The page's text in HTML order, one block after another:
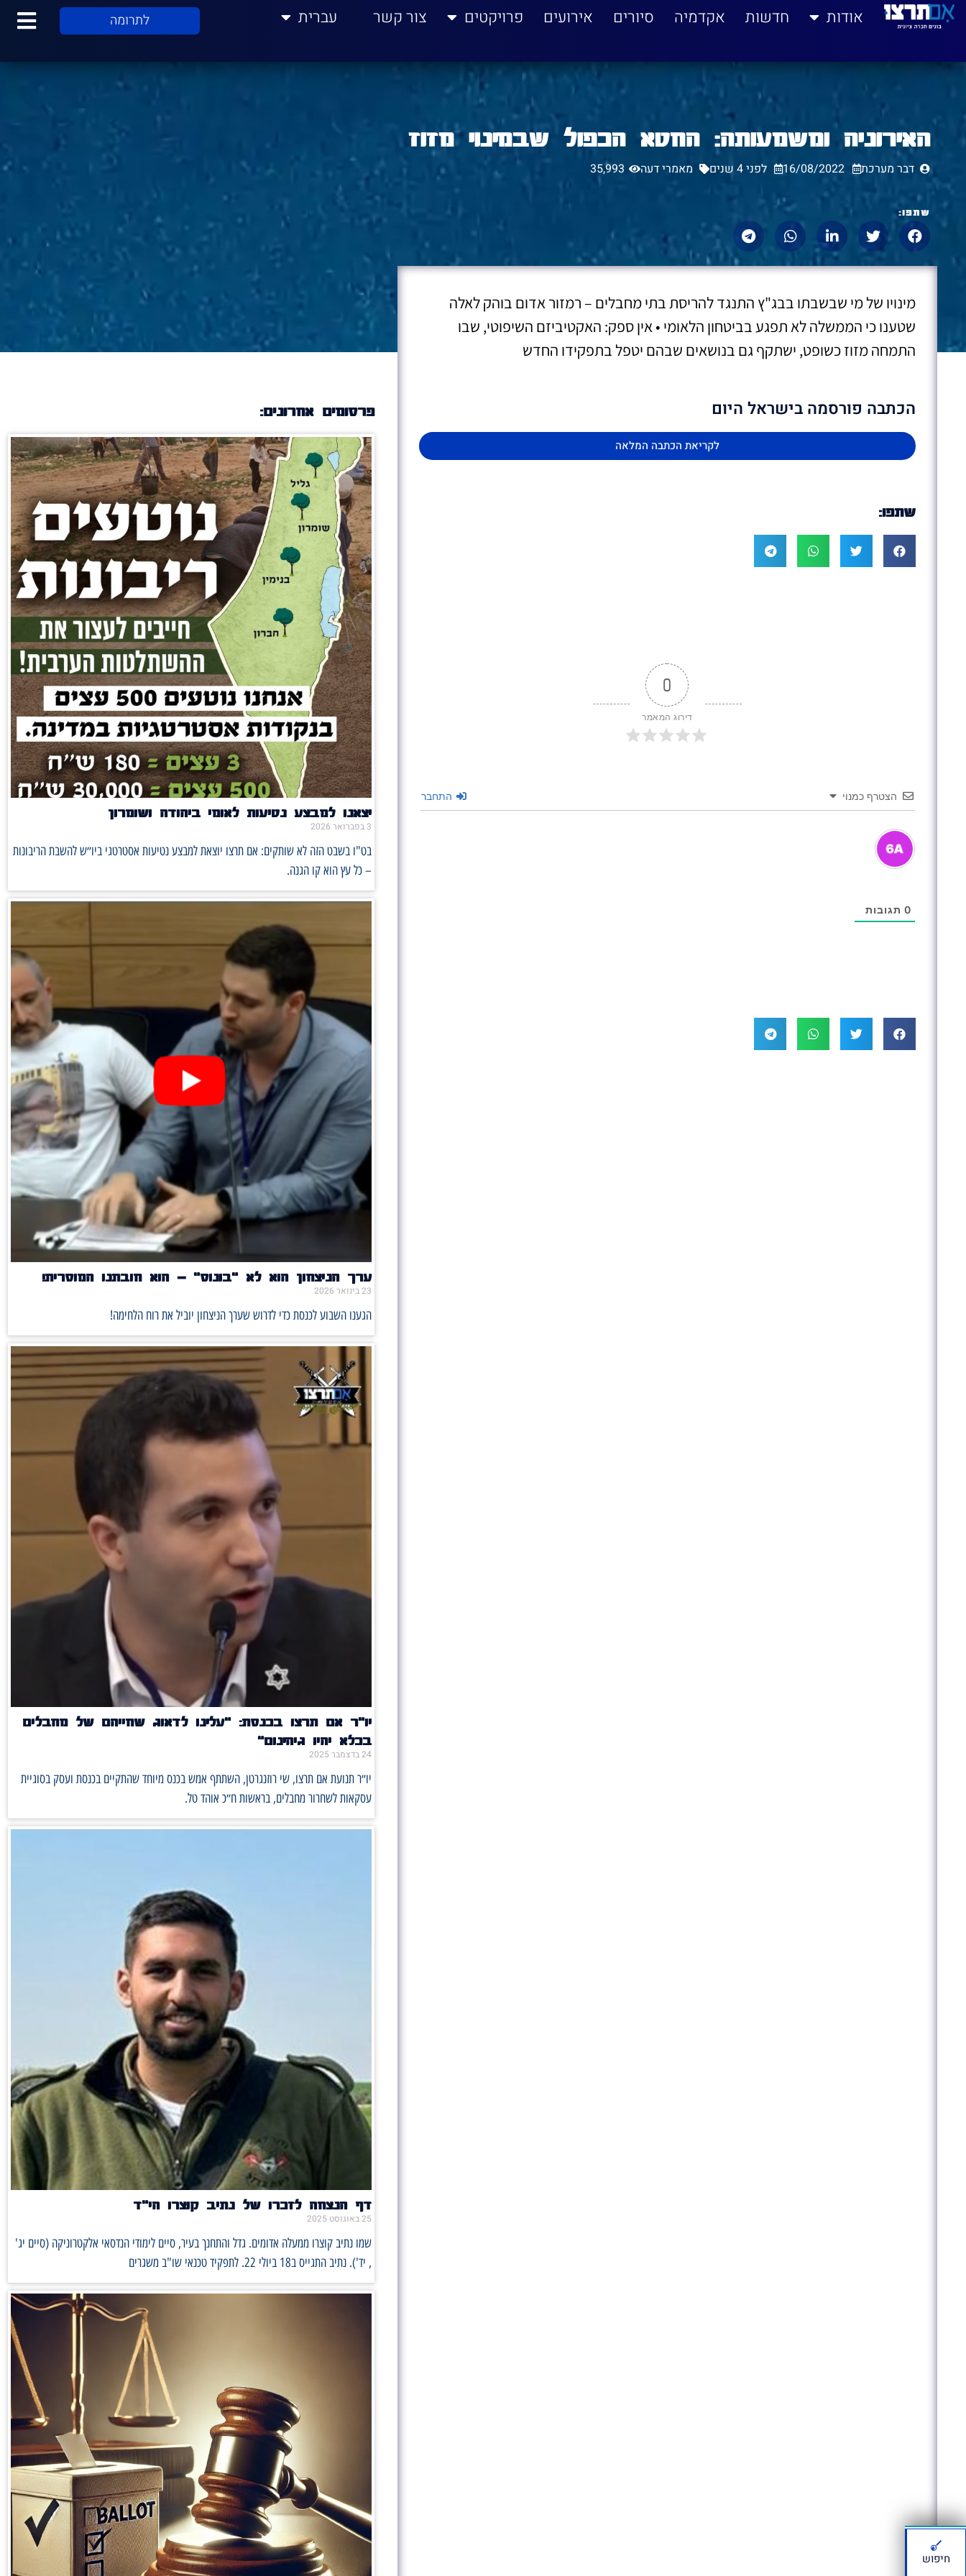
לתוכן אודות חדשות אקדמיה סיורים אירועים פרויקטים צור קשר עברית לתרומה
האירוניה ומשמעותה: החטא הכפול שבמינוי מזוז
דבר מערכת 16/08/2022 לפני 4 שנים מאמרי דעה 35,993
שתפו:
מינויו של מי שבשבתו בבג"ץ התנגד להריסת בתי מחבלים – רמזור אדום בוהק לאלה
שטענו כי הממשלה לא תפגע בביטחון הלאומי • אין ספק: האקטיביזם השיפוטי, שבו
התמחה מזוז כשופט, ישתקף גם בנושאים שבהם יטפל בתפקידו החדש
הכתבה פורסמה בישראל היום
לקריאת הכתבה המלאה
שתפו:
0
דירוג המאמר
הצטרף כמנוי התחבר
0 תגובות
פרסומים אחרונים:
יצאנו למבצע נטיעות לאומי ביהודה ושומרון
3 בפברואר 2026
בט"ו בשבט הזה לא שותקים: אם תרצו יוצאת למבצע נטיעות אסטרטגי ביו״ש להשבת הריבונות
– כל עץ הוא קו הגנה.
ערך הניצחון הוא לא "בונוס" – הוא חובתנו המוסרית!
23 בינואר 2026
הגענו השבוע לכנסת כדי לדרוש שערך הניצחון יוביל את רוח הלחימה!
יו״ר אם תרצו בכנסת: ״עלינו לדאוג שחייהם של מחבלים
בכלא יהיו גיהינום״
24 בדצמבר 2025
יו״ר תנועת אם תרצו, שי רוזנגרטן, השתתף אמש בכנס מיוחד שהתקיים בכנסת ועסק בסוגיית
עסקאות לשחרור מחבלים, בראשות ח״כ אוהד טל.
דף הנצחה לזכרו של נתיב קוצרו הי״ד
25 באוגוסט 2025
שמו נתיב קוצרו ממעלה אדומים. גדל והתחנך בעיר, סיים לימודי הנדסאי אלקטרוניקה (סיים יג'
, יד'). נתיב התגייס ב18 ביולי 22. לתפקיד טכנאי שו"ב משגרים
חיפוש